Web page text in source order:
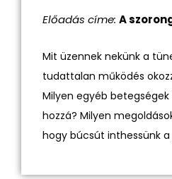
Előadás címe: A
Mit üzennek nekünk a
tudattalan működés
Milyen egyéb
hozzá? Milyen
hogy búcsút inthessünk a